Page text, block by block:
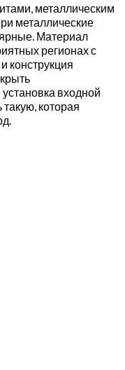
металлическим
металлические
Материал
регионах с
конструкция
входной
которая